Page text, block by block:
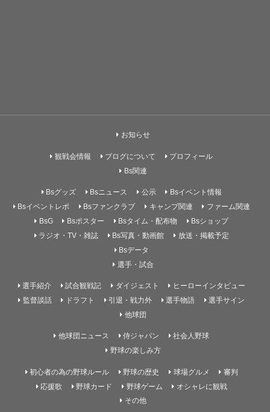
お知らせ
観戦会情報 ブログについて
プロフィール
Bs関連
Bsグッズ Bsニュース 公示
Bsイベント情報
Bsイベントレポ
Bsファンクラブ キャンプ関連
ファーム関連
BsG
Bsポスター Bsタイム・配布物
Bsショップ
ラジオ・TV・雑誌
Bs写真・動画館
放送・掲載予定
Bsデータ
選手・試合
選手紹介 試合観戦記 ダイジェスト
ヒーローインタビュー
監督談話
ドラフト 引退・戦力外 選手物語
選手サイン
他球団
他球団ニュース 侍ジャパン
社会人野球
野球の楽しみ方
初心者の為の野球ルール 野球の歴史 球場グルメ
審判
応援歌
野球カード 野球ゲーム
オシャレに観戦
その他